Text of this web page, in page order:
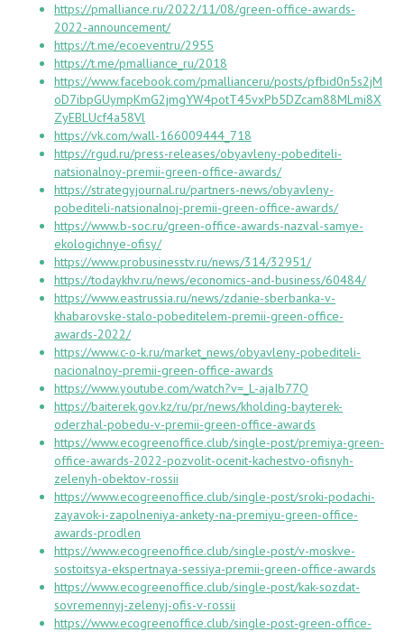
https://pmalliance.ru/2022/11/08/green-office-awards-
2022-announcement/
https://t.me/ecoeventru/2955
https://t.me/pmalliance_ru/2018
https://www.facebook.com/pmallianceru/posts/pfbid0n5s2jM
oD7ibpGUympKmG2jmgYW4potT45vxPb5DZcam88MLmi8X
ZyEBLUcf4a58Vl
https://vk.com/wall-166009444_718
https://rgud.ru/press-releases/obyavleny-pobediteli-
natsionalnoy-premii-green-office-awards/
https://strategyjournal.ru/partners-news/obyavleny-
pobediteli-natsionalnoj-premii-green-office-awards/
https://www.b-soc.ru/green-office-awards-nazval-samye-
ekologichnye-ofisy/
https://www.probusinesstv.ru/news/314/32951/
https://todaykhv.ru/news/economics-and-business/60484/
https://www.eastrussia.ru/news/zdanie-sberbanka-v-
khabarovske-stalo-pobeditelem-premii-green-office-
awards-2022/
https://www.c-o-k.ru/market_news/obyavleny-pobediteli-
nacionalnoy-premii-green-office-awards
https://www.youtube.com/watch?v=_L-ajaIb77Q
https://baiterek.gov.kz/ru/pr/news/kholding-bayterek-
oderzhal-pobedu-v-premii-green-office-awards
https://www.ecogreenoffice.club/single-post/premiya-green-
office-awards-2022-pozvolit-ocenit-kachestvo-ofisnyh-
zelenyh-obektov-rossii
https://www.ecogreenoffice.club/single-post/sroki-podachi-
zayavok-i-zapolneniya-ankety-na-premiyu-green-office-
awards-prodlen
https://www.ecogreenoffice.club/single-post/v-moskve-
sostoitsya-ekspertnaya-sessiya-premii-green-office-awards
https://www.ecogreenoffice.club/single-post/kak-sozdat-
sovremennyj-zelenyj-ofis-v-rossii
https://www.ecogreenoffice.club/single-post-green-office-